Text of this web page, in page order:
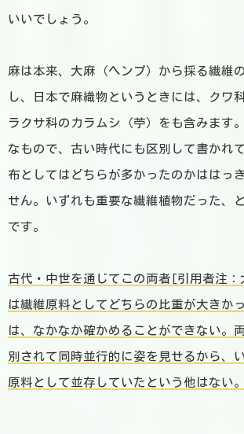
いいでしょう。
麻は本来、大麻（ヘンプ）から採る繊維
し、日本で麻織物というときには、クワ
ラクサ科のカラムシ（苧）をも含みます
なもので、古い時代にも区別して書かれ
布としてはどちらが多かったのかははっ
せん。いずれも重要な繊維植物だった、
です。
古代・中世を通じてこの両者[引用者注：
は繊維原料としてどちらの比重が大きか
は、なかなか確かめることができない。
別されて同時並行的に姿を見せるから、
原料として並存していたという他はない。